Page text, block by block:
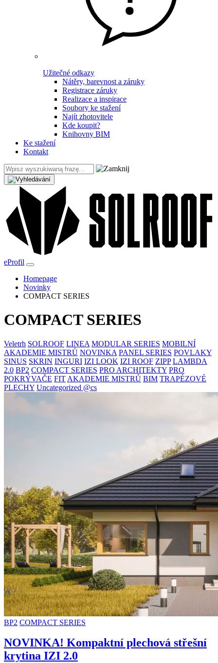
Užitečné odkazy
Nátěry, barevnost a záruky
Registrace záruky
Realizace a inspirace
Soubory ke stažení
Najít zhotovitele
Kde koupit?
Knihovny BIM
Ke stažení
Kontakt
eProfil
Homepage
Novinky
COMPACT SERIES
COMPACT SERIES
Veletrh SOLROOF LINEA MODULAR SERIES MOBILNÍ
AKADEMIE MISTRŮ NOVINKA PANEL SERIES POVLAKY
SINUS SKRIN INGURI IZI LOOK IZI ROOF ZIPP LAMBDA
2.0 BP2 COMPACT SERIES PRO ARCHITEKTY PRO
POKRÝVAČE FIT AKADEMIE MISTRŮ BIM TRAPÉZOVÉ
PLECHY Uncategorized @cs
BP2 COMPACT SERIES
NOVINKA! Kompaktní plechová střešní
krytina IZI 2.0